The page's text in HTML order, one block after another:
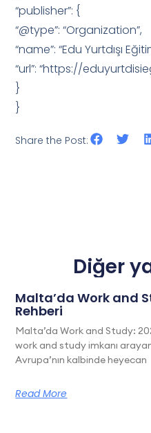
“publisher”: {
“@type”: “Organization”,
“name”: “Edu Yurtdışı
“url”: “https://
}
}
Share the Post:
Diğer
Malta’da Work and
Rehberi
Malta’da Work and Study:
work and study imkanı
Avrupa’nın kalbinde heyecan
Read More